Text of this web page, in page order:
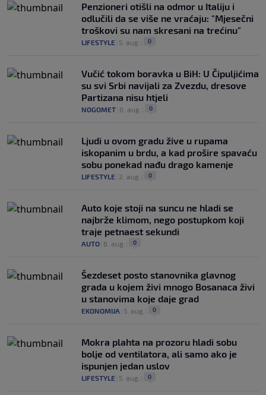
Penzioneri otišli na odmor u Italiju i
odlučili da se više ne vraćaju: "Mjesečni
troškovi su nam skresani na trećinu"
LIFESTYLE 5. aug. 0
Vučić tokom boravka u BiH: U Čipuljićima
su svi Srbi navijali za Zvezdu, dresove
Partizana nisu htjeli
NOGOMET 6. aug. 0
Ljudi u ovom gradu žive u rupama
iskopanim u brdu, a kad prošire spavaću
sobu ponekad nađu drago kamenje
LIFESTYLE 2. aug. 0
Auto koje stoji na suncu ne hladi se
najbrže klimom, nego postupkom koji
traje petnaest sekundi
AUTO 6. aug. 0
Šezdeset posto stanovnika glavnog
grada u kojem živi mnogo Bosanaca živi
u stanovima koje daje grad
EKONOMIJA 5. aug. 0
Mokra plahta na prozoru hladi sobu
bolje od ventilatora, ali samo ako je
ispunjen jedan uslov
LIFESTYLE 5. aug. 0